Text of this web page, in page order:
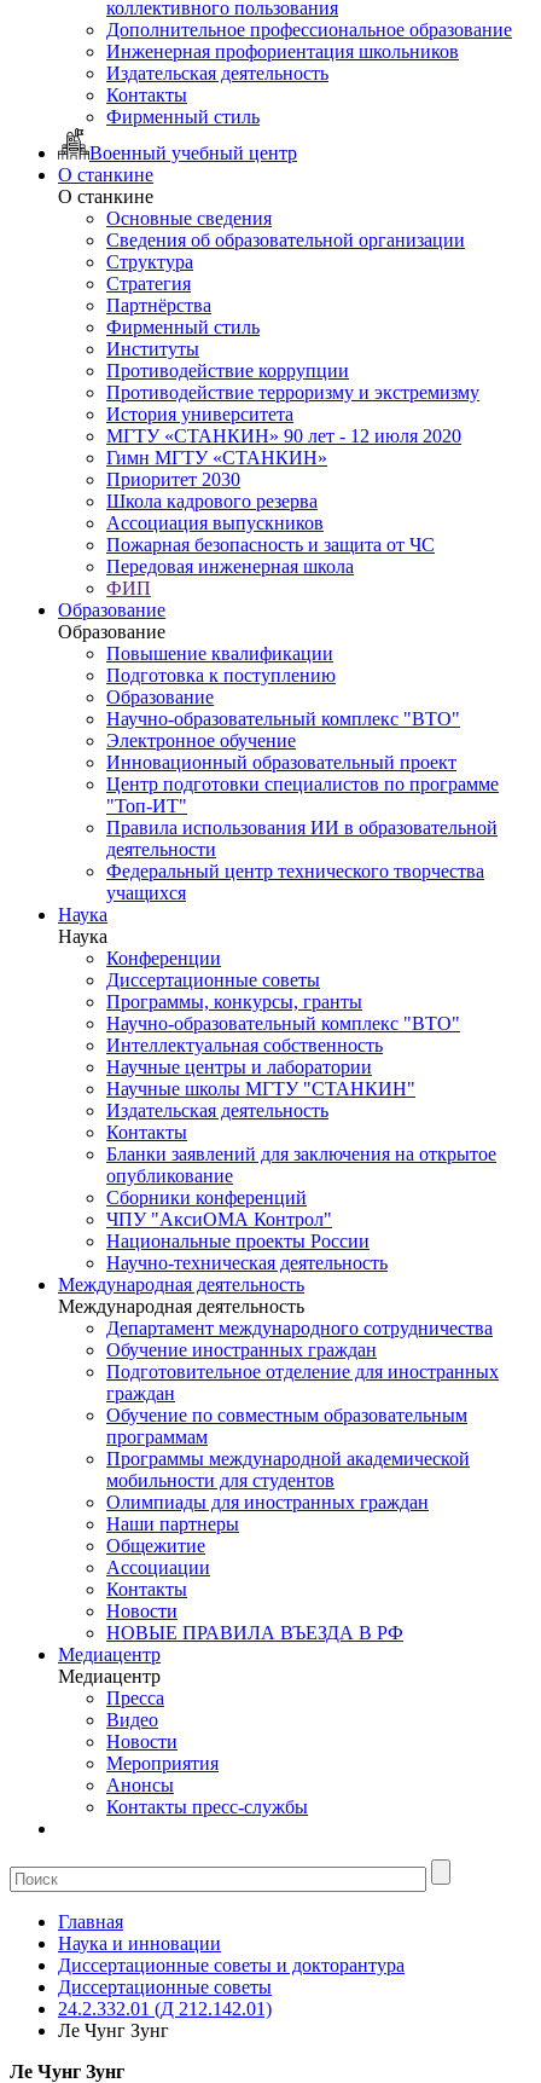
коллективного пользования
Дополнительное профессиональное образование
Инженерная профориентация школьников
Издательская деятельность
Контакты
Фирменный стиль
Военный учебный центр
О станкине
О станкине
Основные сведения
Сведения об образовательной организации
Структура
Стратегия
Партнёрства
Фирменный стиль
Институты
Противодействие коррупции
Противодействие терроризму и экстремизму
История университета
МГТУ «СТАНКИН» 90 лет - 12 июля 2020
Гимн МГТУ «СТАНКИН»
Приоритет 2030
Школа кадрового резерва
Ассоциация выпускников
Пожарная безопасность и защита от ЧС
Передовая инженерная школа
ФИП
Образование
Образование
Повышение квалификации
Подготовка к поступлению
Образование
Научно-образовательный комплекс "ВТО"
Электронное обучение
Инновационный образовательный проект
Центр подготовки специалистов по программе
"Топ-ИТ"
Правила использования ИИ в образовательной
деятельности
Федеральный центр технического творчества
учащихся
Наука
Наука
Конференции
Диссертационные советы
Программы, конкурсы, гранты
Научно-образовательный комплекс "ВТО"
Интеллектуальная собственность
Научные центры и лаборатории
Научные школы МГТУ "СТАНКИН"
Издательская деятельность
Контакты
Бланки заявлений для заключения на открытое
опубликование
Сборники конференций
ЧПУ "АксиОМА Контрол"
Национальные проекты России
Научно-техническая деятельность
Международная деятельность
Международная деятельность
Департамент международного сотрудничества
Обучение иностранных граждан
Подготовительное отделение для иностранных
граждан
Обучение по совместным образовательным
программам
Программы международной академической
мобильности для студентов
Олимпиады для иностранных граждан
Наши партнеры
Общежитие
Ассоциации
Контакты
Новости
НОВЫЕ ПРАВИЛА ВЪЕЗДА В РФ
Медиацентр
Медиацентр
Пресса
Видео
Новости
Мероприятия
Анонсы
Контакты пресс-службы
Главная
Наука и инновации
Диссертационные советы и докторантура
Диссертационные советы
24.2.332.01 (Д 212.142.01)
Ле Чунг Зунг
Ле Чунг Зунг